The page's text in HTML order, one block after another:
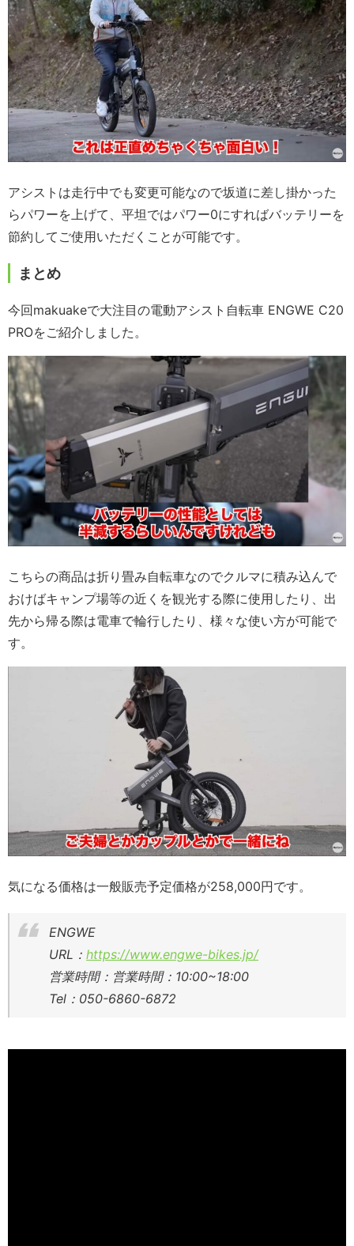
アシストは走行中でも変更可能なので坂道に差し掛かった
らパワーを上げて、平坦ではパワー0にすればバッテリーを
節約してご使用いただくことが可能です。
まとめ
今回makuakeで大注目の電動アシスト自転車 ENGWE C20
PROをご紹介しました。
こちらの商品は折り畳み自転車なのでクルマに積み込んで
おけばキャンプ場等の近くを観光する際に使用したり、出
先から帰る際は電車で輪行したり、様々な使い方が可能で
す。
気になる価格は一般販売予定価格が258,000円です。
ENGWE
URL： https://www.engwe-bikes.jp/
営業時間：営業時間：10:00~18:00
Tel：050-6860-6872